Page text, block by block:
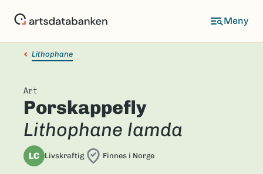
Lithophane
Art
Porskappefly
Lithophane lamda
LC Livskraftig Finnes i Norge